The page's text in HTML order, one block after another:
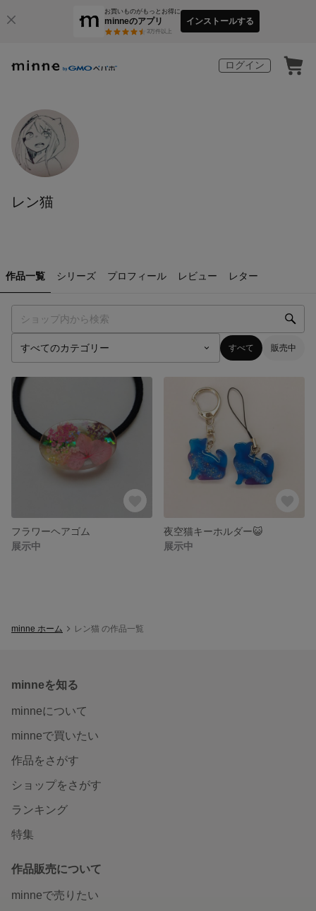
お買いものがもっとお得に
minneのアプリ
3万件以上
インストールする
ログイン
レン猫
作品一覧 シリーズ プロフィール レビュー レター
すべて 販売中
フラワーヘアゴム
展示中
夜空猫キーホルダー😺
展示中
minne ホーム レン猫 の作品一覧
minneを知る
minneについて
minneで買いたい
作品をさがす
ショップをさがす
ランキング
特集
作品販売について
minneで売りたい